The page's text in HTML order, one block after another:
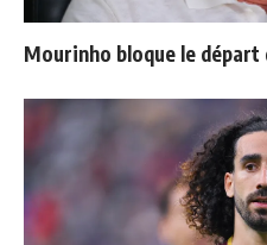
Mourinho bloque le départ